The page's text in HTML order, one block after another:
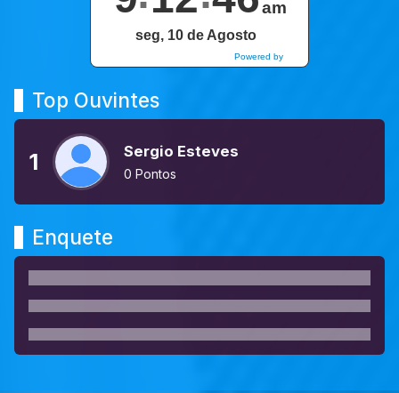
Powered by
DaysPedia.com
am
seg, 10 de Agosto
Top Ouvintes
1 Sergio Esteves
0 Pontos
Enquete